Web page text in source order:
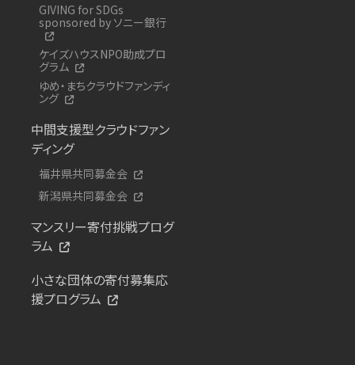
GIVING for SDGs
sponsored by ソニー銀行
ケイズハウスNPO助成プロ
グラム
ゆめ・まちクラウドファンディ
ング
中間支援型クラウドファン
ディング
福井県共同募金会
新潟県共同募金会
マンスリー寄付挑戦プログ
ラム
小さな団体の寄付募集応
援プログラム